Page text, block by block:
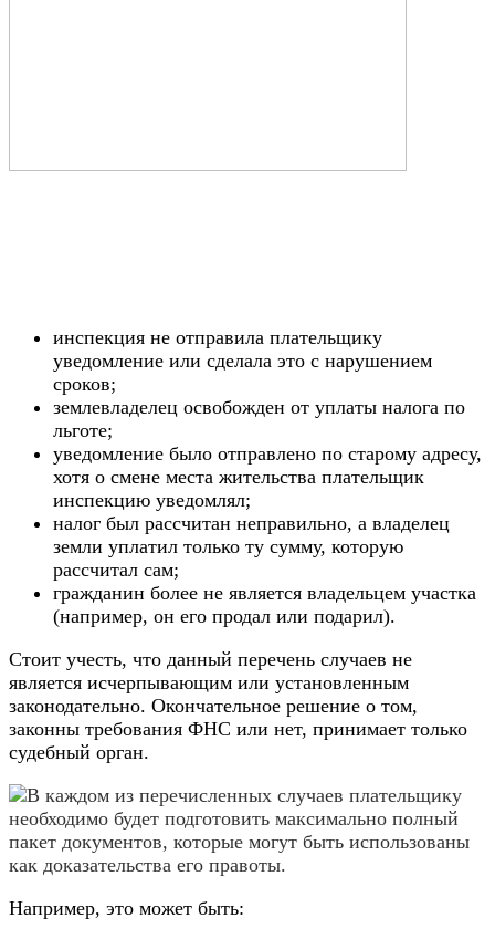
инспекция не отправила плательщику
уведомление или сделала это с нарушением
сроков;
землевладелец освобожден от уплаты налога по
льготе;
уведомление было отправлено по старому адресу,
хотя о смене места жительства плательщик
инспекцию уведомлял;
налог был рассчитан неправильно, а владелец
земли уплатил только ту сумму, которую
рассчитал сам;
гражданин более не является владельцем участка
(например, он его продал или подарил).
Стоит учесть, что данный перечень случаев не
является исчерпывающим или установленным
законодательно. Окончательное решение о том,
законны требования ФНС или нет, принимает только
судебный орган.
В каждом из перечисленных случаев плательщику
необходимо будет подготовить максимально полный
пакет документов, которые могут быть использованы
как доказательства его правоты.
Например, это может быть: